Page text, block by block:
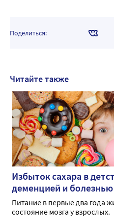
Поделиться:
Читайте также
Избыток сахара в
деменцией и
Питание в первые два года
состояние мозга у взрослых.